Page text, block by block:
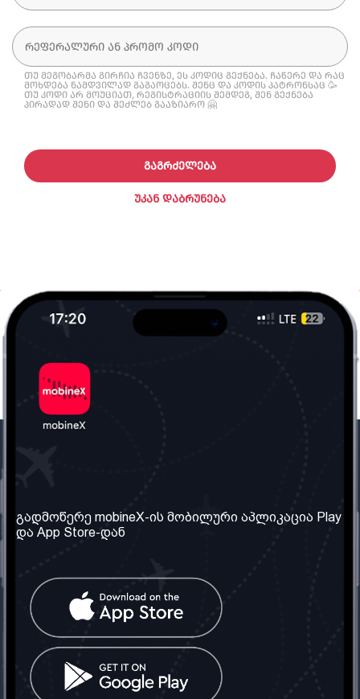
თუ მეგობარმა გირჩია ჩვენზე, ეს კოდიც გექნება. ჩაწერე და რაც
მოხდება ნამდვილად გაგაოცებს. შენც და კოდის პატრონსაც 🥳
თუ კოდი არ მოუციათ, რეგისტრაციის შემდეგ, შენ გექნება
პირადად შენი და შეძლებ გააზიარო 🤗
ᲣᲙᲐᲜ ᲓᲐᲑᲠᲣᲜᲔᲑᲐ
ᲒᲐᲒᲠᲫᲔᲚᲔᲑᲐ
ჩვენ შესახებ
ჩვენი სერვისები
წესები და პირობები
კითხვები
კონტაქტი
საქართველო: თბილისი
ტელ: 032 2 04 00 50
სოციალური ქსელი
გადმოწერე mobineX-ის მობილური აპლიკაცია Play
და App Store-დან